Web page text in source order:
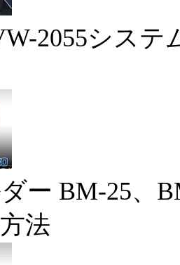
2055システ
ー BM-25、
法